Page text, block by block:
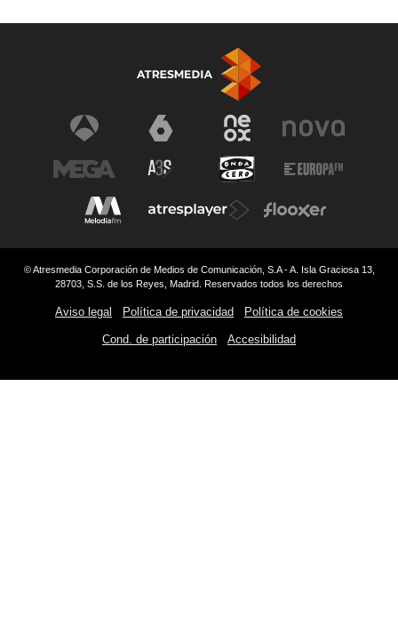
© Atresmedia Corporación de Medios de Comunicación, S.A - A. Isla Graciosa 13,
28703, S.S. de los Reyes, Madrid. Reservados todos los derechos
Aviso legal Política de privacidad Política de cookies
Cond. de participación Accesibilidad